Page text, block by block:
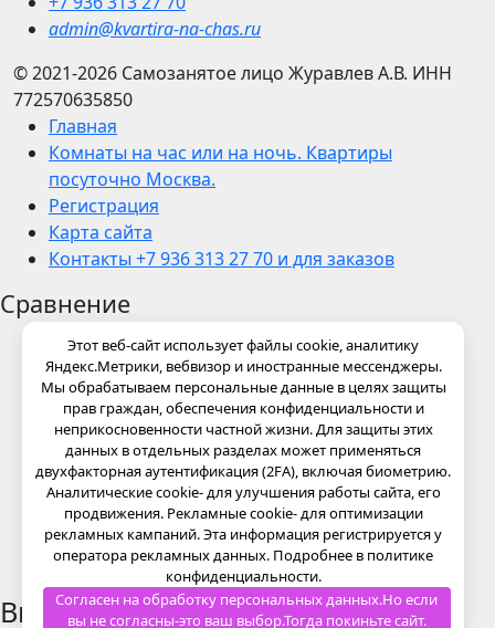
admin@kvartira-na-chas.ru
© 2021-2026 Самозанятое лицо Журавлев А.В. ИНН
772570635850
Главная
Комнаты на час или на ночь. Квартиры
посуточно Москва.
Регистрация
Карта сайта
Контакты +7 936 313 27 70 и для заказов
Сравнение
Введите ваше ключевое слово
Этот веб-сайт использует файлы cookie, аналитику
Яндекс.Метрики, вебвизор и иностранные мессенджеры.
Мы обрабатываем персональные данные в целях защиты
прав граждан, обеспечения конфиденциальности и
неприкосновенности частной жизни. Для защиты этих
данных в отдельных разделах может применяться
двухфакторная аутентификация (2FA), включая биометрию.
Аналитические cookie- для улучшения работы сайта, его
продвижения. Рекламные cookie- для оптимизации
рекламных кампаний. Эта информация регистрируется у
оператора рекламных данных. Подробнее в политике
конфиденциальности.
Согласен на обработку персональных данных.Но если
вы не согласны-это ваш выбор.Тогда покиньте сайт.